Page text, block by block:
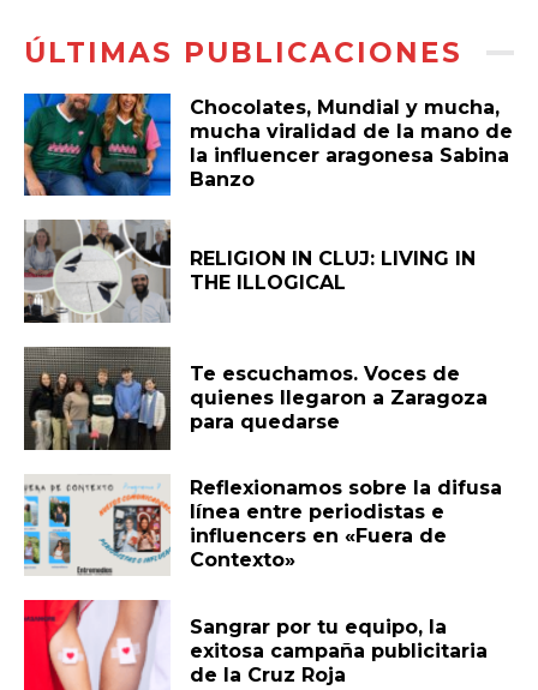
ÚLTIMAS PUBLICACIONES
Chocolates, Mundial y mucha,
mucha viralidad de la mano de
la influencer aragonesa Sabina
Banzo
RELIGION IN CLUJ: LIVING IN
THE ILLOGICAL
Te escuchamos. Voces de
quienes llegaron a Zaragoza
para quedarse
Reflexionamos sobre la difusa
línea entre periodistas e
influencers en «Fuera de
Contexto»
Sangrar por tu equipo, la
exitosa campaña publicitaria
de la Cruz Roja